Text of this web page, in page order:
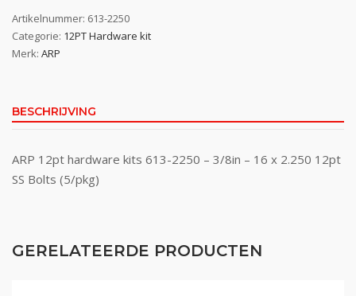
Artikelnummer: 613-2250
Categorie: 12PT Hardware kit
Merk: ARP
BESCHRIJVING
ARP 12pt hardware kits 613-2250 – 3/8in – 16 x 2.250 12pt
SS Bolts (5/pkg)
GERELATEERDE PRODUCTEN